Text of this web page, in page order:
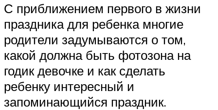
С приближением первого в жизни
праздника для ребенка многие
родители задумываются о том,
какой должна быть фотозона на
годик девочке и как сделать
ребенку интересный и
запоминающийся праздник.